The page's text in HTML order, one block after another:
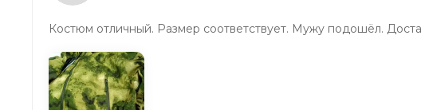
Костюм отличный. Размер соответствует. Мужу подошёл.